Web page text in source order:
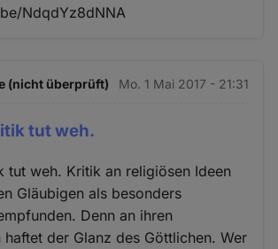
NdqdYz8dNNA
(nicht überprüft) Mo. 1 Mai 2017 - 21:31
tut weh.
tut weh. Kritik an religiösen Ideen
Gläubigen als besonders
Denn an ihren
haftet der Glanz des Göttlichen. Wer